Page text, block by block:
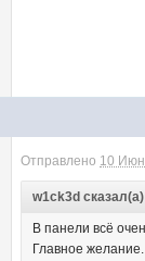
Отправлено 10
w1ck3d
В панели всё
Главное желание.